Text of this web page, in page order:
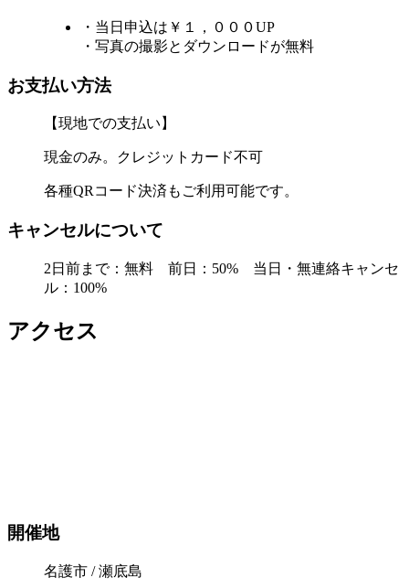
・当日申込は￥１，０００UP
・写真の撮影とダウンロードが無料
お支払い方法
【現地での支払い】
現金のみ。クレジットカード不可
各種QRコード決済もご利用可能です。
キャンセルについて
2日前まで：無料 前日：50% 当日・無連絡キャンセ
ル：100%
アクセス
開催地
名護市 / 瀬底島